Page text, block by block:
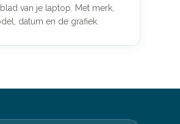
van je laptop. Met merk,
datum en de grafiek.